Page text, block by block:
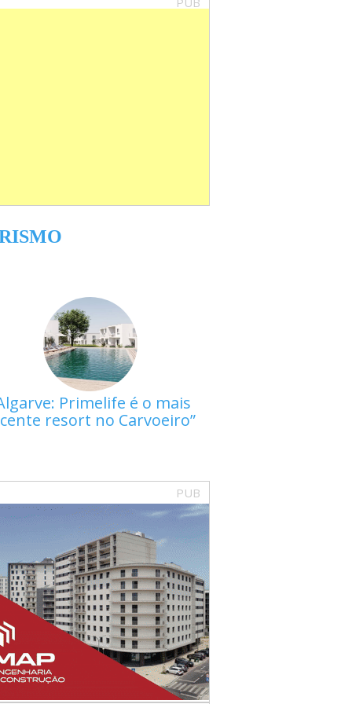
Primelife é o mais
resort no Carvoeiro
PUB